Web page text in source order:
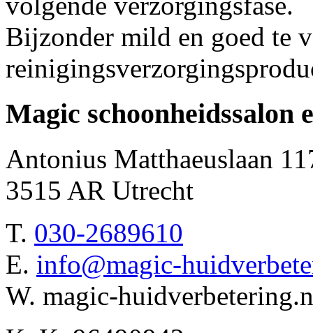
Bijzonder mild en goed te
Magic schoonheidssalon
Antonius Matthaeuslaan
3515 AR Utrecht
T. 030-2689610
E. info@magic-
W. magic-